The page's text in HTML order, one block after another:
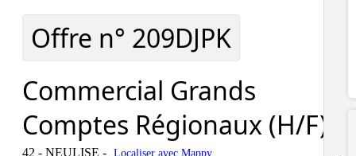
Offre n° 209DJPK
Commercial Grands
Comptes Régionaux (H/F)
42 - NEULISE - Localiser avec Mappy